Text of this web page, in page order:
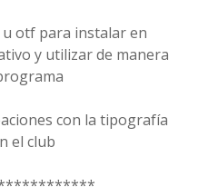
otf para instalar en
y utilizar de manera
con la tipografía
el club